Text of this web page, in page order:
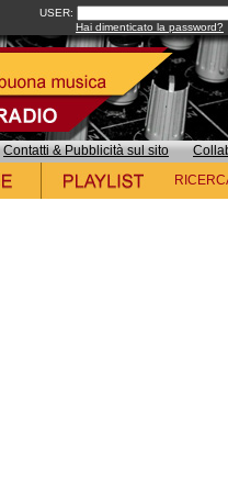
USER:
Hai dimenticato la password?
Contatti & Pubblicità sul sito